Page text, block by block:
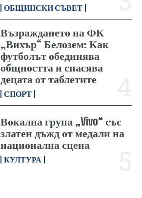
ОБЩИНСКИ СЪВЕТ
Възраждането на ФК
„Вихър“ Белозем: Как
футболът обединява
общността и спасява
децата от таблетите
СПОРТ
Вокална група „Vivo“ със
златен дъжд от медали на
национална сцена
КУЛТУРА